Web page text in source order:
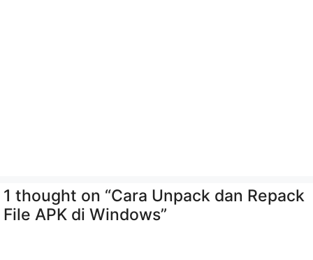
1 thought on “Cara Unpack dan Repack
File APK di Windows”